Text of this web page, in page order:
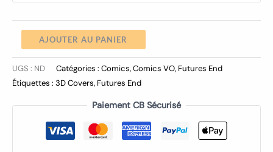
AJOUTER AU PANIER
UGS : ND Catégories : Comics,Comics VO, Futures End
Étiquettes : 3D Covers, Futures End
Paiement CB Sécurisé